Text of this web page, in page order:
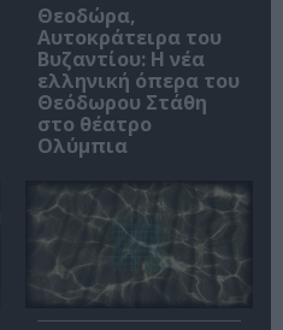
Θεοδώρα,
Αυτοκράτειρα του
Βυζαντίου: Η νέα
ελληνική όπερα του
Θεόδωρου Στάθη
στο θέατρο
Ολύμπια